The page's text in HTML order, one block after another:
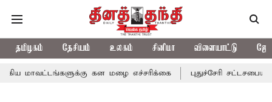
தமிழகம் தேசியம் உலகம் சினிமா விளையாட்டு
கன மழை எச்சரிக்கை புதுச்சேரி சட்டசபையில் வரும்